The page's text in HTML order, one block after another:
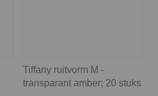
Tiffany ruitvorm M -
transparant amber; 20 stuks